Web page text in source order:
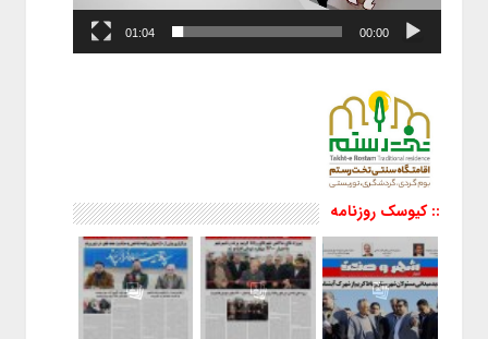
00:00
01:04
:: کیوسک روزنامه